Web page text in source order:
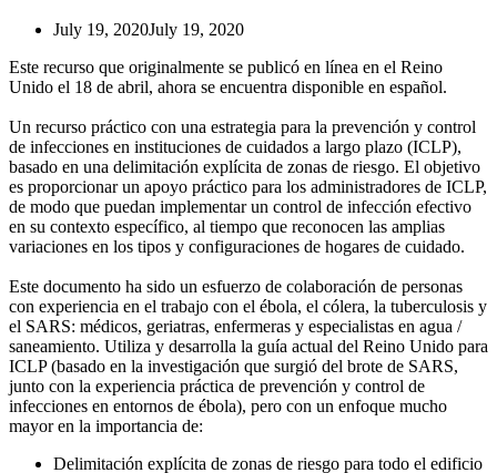
July 19, 2020July 19, 2020
Este recurso que originalmente se publicó en línea en el Reino
Unido el 18 de abril, ahora se encuentra disponible en español.
Un recurso práctico con una estrategia para la prevención y control
de infecciones en instituciones de cuidados a largo plazo (ICLP),
basado en una delimitación explícita de zonas de riesgo. El objetivo
es proporcionar un apoyo práctico para los administradores de ICLP,
de modo que puedan implementar un control de infección efectivo
en su contexto específico, al tiempo que reconocen las amplias
variaciones en los tipos y configuraciones de hogares de cuidado.
Este documento ha sido un esfuerzo de colaboración de personas
con experiencia en el trabajo con el ébola, el cólera, la tuberculosis y
el SARS: médicos, geriatras, enfermeras y especialistas en agua /
saneamiento. Utiliza y desarrolla la guía actual del Reino Unido para
ICLP (basado en la investigación que surgió del brote de SARS,
junto con la experiencia práctica de prevención y control de
infecciones en entornos de ébola), pero con un enfoque mucho
mayor en la importancia de:
Delimitación explícita de zonas de riesgo para todo el edificio